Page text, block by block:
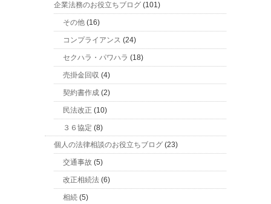
企業法務のお役立ちブログ (101)
その他 (16)
コンプライアンス (24)
セクハラ・パワハラ (18)
売掛金回収 (4)
契約書作成 (2)
民法改正 (10)
３６協定 (8)
個人の法律相談のお役立ちブログ (23)
交通事故 (5)
改正相続法 (6)
相続 (5)